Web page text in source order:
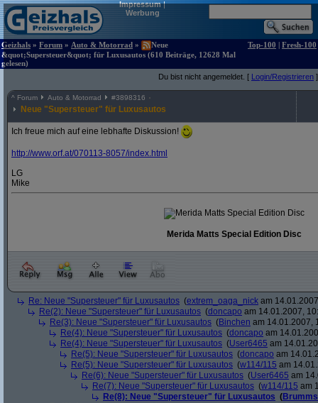
Impressum|
Werbung
Geizhals » Forum » Auto & Motorrad »
Neue
&quot;Supersteuer&quot; für Luxusautos (610 Beiträge, 12628 Mal
gelesen)
Top-100 | Fresh-100
Du bist nicht angemeldet. [ Login/Registrieren ]
^ Forum Auto & Motorrad #3898316
Neue "Supersteuer" für Luxusautos
Ich freue mich auf eine lebhafte Diskussion!
http://www.orf.at/070113-8057/index.html
LG
Mike
Merida Matts Special Edition Disc
Re: Neue "Supersteuer" für Luxusautos (extrem_oaga_nick am
Re(2): Neue "Supersteuer" für Luxusautos (doncapo am 14.01.2007,
Re(3): Neue "Supersteuer" für Luxusautos (Binchen am 14.01.2007,
Re(4): Neue "Supersteuer" für Luxusautos (doncapo am
Re(4): Neue "Supersteuer" für Luxusautos (User6465 am
Re(5): Neue "Supersteuer" für Luxusautos (doncapo am
Re(5): Neue "Supersteuer" für Luxusautos (w114/115 am
Re(6): Neue "Supersteuer" für Luxusautos (User6465 am
Re(7): Neue "Supersteuer" für Luxusautos (w114/115 am
Re(8): Neue "Supersteuer" für Luxusautos (